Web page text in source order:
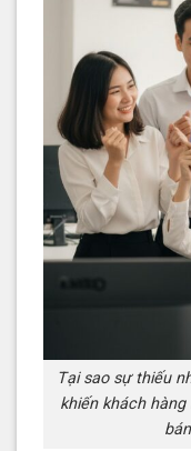
Tại sao sự thiếu
khiến khách